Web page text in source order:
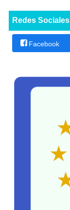
Redes Sociales
Facebook